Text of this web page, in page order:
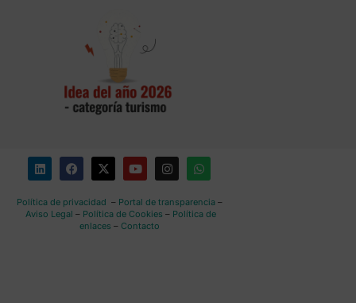
Política de privacidad – Portal de transparencia–
Aviso Legal – Política de Cookies – Política de
enlaces – Contacto